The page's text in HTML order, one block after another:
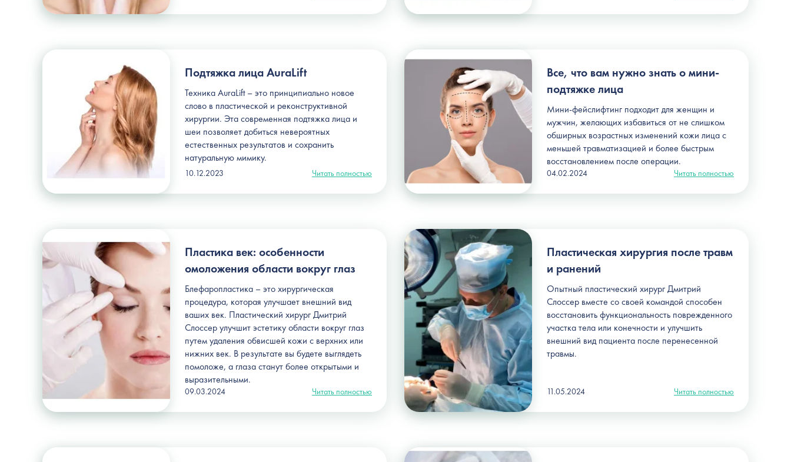
Подтяжка лица AuraLift
Техника AuraLift – это принципиально новое
слово в пластической и реконструктивной
хирургии. Эта современная подтяжка лица и
шеи позволяет добиться невероятных
естественных результатов и сохранить
натуральную мимику.
10.12.2023 Читать полностью
Все, что вам нужно знать о мини-
подтяжке лица
Мини-фейслифтинг подходит для женщин и
мужчин, желающих избавиться от не слишком
обширных возрастных изменений кожи лица с
меньшей травматизацией и более быстрым
восстановлением после операции.
04.02.2024 Читать полностью
Пластика век: особенности
омоложения области вокруг глаз
Блефаропластика – это хирургическая
процедура, которая улучшает внешний вид
ваших век. Пластический хирург Дмитрий
Слоссер улучшит эстетику области вокруг глаз
путем удаления обвисшей кожи с верхних или
нижних век. В результате вы будете выглядеть
помоложе, а глаза станут более открытыми и
выразительными.
09.03.2024 Читать полностью
Пластическая хирургия после травм
и ранений
Опытный пластический хирург Дмитрий
Слоссер вместе со своей командой способен
восстановить функциональность поврежденного
участка тела или конечности и улучшить
внешний вид пациента после перенесенной
травмы.
11.05.2024 Читать полностью